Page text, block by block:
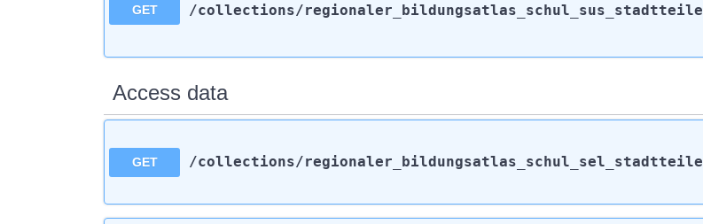
GET /collections/regionaler_bildungsatlas_schul_sus_stadtteile
Access data
GET /collections/regionaler_bildungsatlas_schul_sel_stadtteile